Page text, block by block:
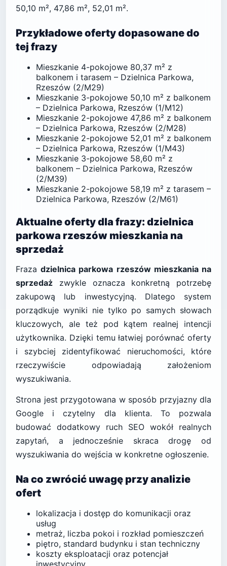
50,10 m², 47,86 m², 52,01 m².
Przykładowe oferty dopasowane do
tej frazy
Mieszkanie 4-pokojowe 80,37 m² z
balkonem i tarasem – Dzielnica Parkowa,
Rzeszów (2/M29)
Mieszkanie 3-pokojowe 50,10 m² z balkonem
– Dzielnica Parkowa, Rzeszów (1/M12)
Mieszkanie 2-pokojowe 47,86 m² z balkonem
– Dzielnica Parkowa, Rzeszów (2/M28)
Mieszkanie 2-pokojowe 52,01 m² z balkonem
– Dzielnica Parkowa, Rzeszów (1/M43)
Mieszkanie 3-pokojowe 58,60 m² z
balkonem – Dzielnica Parkowa, Rzeszów
(2/M39)
Mieszkanie 2-pokojowe 58,19 m² z tarasem –
Dzielnica Parkowa, Rzeszów (2/M61)
Aktualne oferty dla frazy: dzielnica
parkowa rzeszów mieszkania na
sprzedaż
Frazadzielnica parkowa rzeszów mieszkania na
sprzedaż zwykle oznacza konkretną potrzebę
zakupową lub inwestycyjną. Dlatego system
porządkuje wyniki nie tylko po samych słowach
kluczowych, ale też pod kątem realnej intencji
użytkownika. Dzięki temu łatwiej porównać oferty
i szybciej zidentyfikować nieruchomości, które
rzeczywiście odpowiadają założeniom
wyszukiwania.
Strona jest przygotowana w sposób przyjazny dla
Google i czytelny dla klienta. To pozwala
budować dodatkowy ruch SEO wokół realnych
zapytań, a jednocześnie skraca drogę od
wyszukiwania do wejścia w konkretne ogłoszenie.
Na co zwrócić uwagę przy analizie
ofert
lokalizacja i dostęp do komunikacji oraz
usług
metraż, liczba pokoi i rozkład pomieszczeń
piętro, standard budynku i stan techniczny
koszty eksploatacji oraz potencjał
inwestycyjny